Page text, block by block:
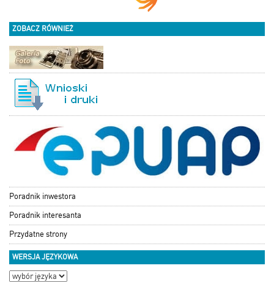
ZOBACZ RÓWNIEŻ
Poradnik inwestora
Poradnik interesanta
Przydatne strony
WERSJA JĘZYKOWA